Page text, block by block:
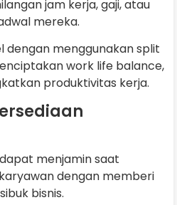
jam kerja, gaji, atau
mereka.
dengan menggunakan split
work life balance,
produktivitas kerja.
menjamin saat
dengan memberi
bisnis.